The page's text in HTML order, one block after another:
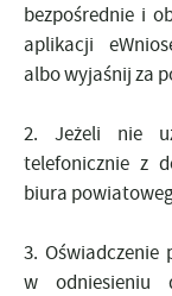
bezpośrednie i
aplikacji
albo wyjaśnij za
2. Jeżeli nie
telefonicznie z
biura
3. Oświadczenie
w odniesieniu